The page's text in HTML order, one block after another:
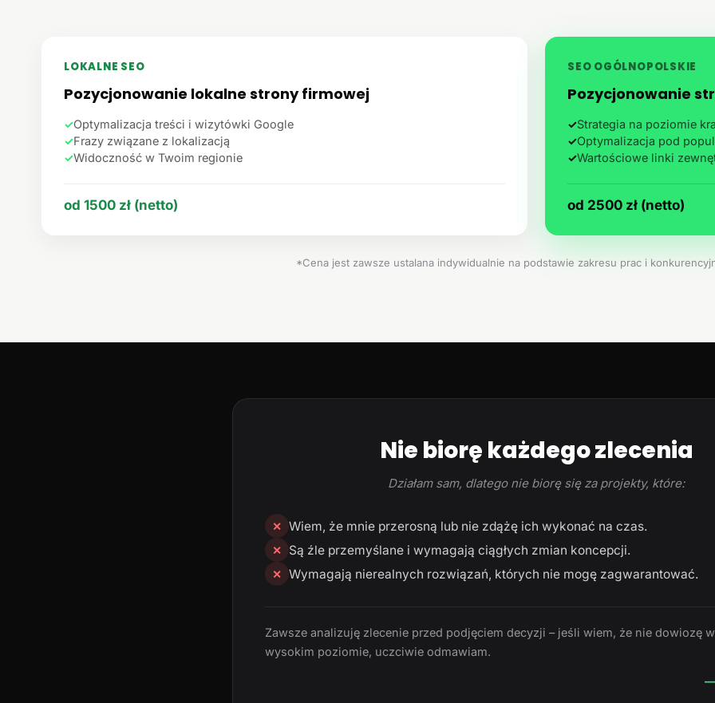
LOKALNE SEO
Pozycjonowanie lokalne strony firmowej
✓Optymalizacja treści i wizytówki Google
✓Frazy związane z lokalizacją
✓Widoczność w Twoim regionie
od 1500 zł (netto)
SEO OGÓLNOPOLSKIE
Pozycjonowanie
✓Strategia na poziomie
✓Optymalizacja pod
✓Wartościowe linki
od 2500 zł (netto)
*Cena jest zawsze ustalana indywidualnie na podstawie zakresu prac i
Nie biorę każdego zlecenia
Działam sam, dlatego nie biorę się za projekty, które:
✕ Wiem, że mnie przerosną lub nie zdążę ich wykonać na czas.
✕ Są źle przemyślane i wymagają ciągłych zmian koncepcji.
✕ Wymagają nierealnych rozwiązań, których nie mogę zagwarantować.
Zawsze analizuję zlecenie przed podjęciem decyzji – jeśli wiem, że nie dowiozę
wysokim poziomie, uczciwie odmawiam.
—